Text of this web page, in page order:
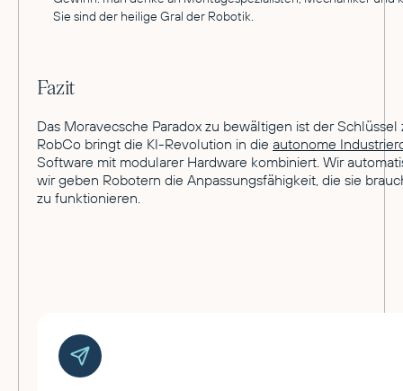
Sie sind der heilige Gral der Robotik.
Fazit
Das Moravecsche Paradox zu bewältigen ist der
RobCo bringt die KI-Revolution in die autonome
Software mit modularer Hardware kombiniert. Wir
wir geben Robotern die Anpassungsfähigkeit, die sie
zu funktionieren.